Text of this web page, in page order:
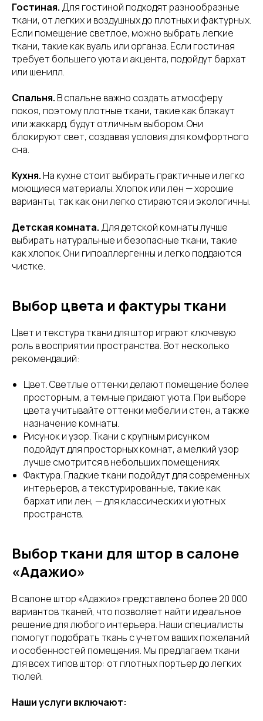
Гостиная. Для гостиной подходят разнообразные
ткани, от легких и воздушных до плотных и фактурных.
Если помещение светлое, можно выбрать легкие
ткани, такие как вуаль или органза. Если гостиная
требует большего уюта и акцента, подойдут бархат
или шенилл.
Спальня. В спальне важно создать атмосферу
покоя, поэтому плотные ткани, такие как блэкаут
или жаккард, будут отличным выбором. Они
блокируют свет, создавая условия для комфортного
сна.
Кухня. На кухне стоит выбирать практичные и легко
моющиеся материалы. Хлопок или лен — хорошие
варианты, так как они легко стираются и экологичны.
Детская комната. Для детской комнаты лучше
выбирать натуральные и безопасные ткани, такие
как хлопок. Они гипоаллергенны и легко поддаются
чистке.
Выбор цвета и фактуры ткани
Цвет и текстура ткани для штор играют ключевую
роль в восприятии пространства. Вот несколько
рекомендаций:
Цвет. Светлые оттенки делают помещение более
просторным, а темные придают уюта. При выборе
цвета учитывайте оттенки мебели и стен, а также
назначение комнаты.
Рисунок и узор. Ткани с крупным рисунком
подойдут для просторных комнат, а мелкий узор
лучше смотрится в небольших помещениях.
Фактура. Гладкие ткани подойдут для современных
интерьеров, а текстурированные, такие как
бархат или лен, — для классических и уютных
пространств.
Выбор ткани для штор в салоне
«Адажио»
В салоне штор «Адажио» представлено более 20 000
вариантов тканей, что позволяет найти идеальное
решение для любого интерьера. Наши специалисты
помогут подобрать ткань с учетом ваших пожеланий
и особенностей помещения. Мы предлагаем ткани
для всех типов штор: от плотных портьер до легких
тюлей.
Наши услуги включают: